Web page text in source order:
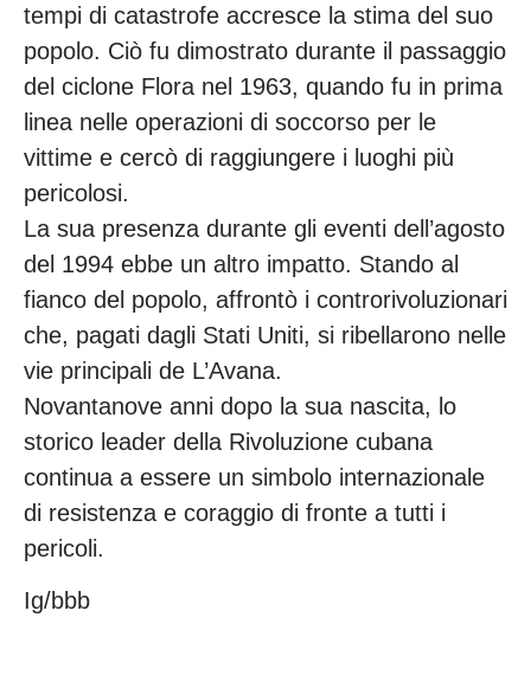
tempi di catastrofe accresce la stima del suo
popolo. Ciò fu dimostrato durante il passaggio
del ciclone Flora nel 1963, quando fu in prima
linea nelle operazioni di soccorso per le
vittime e cercò di raggiungere i luoghi più
pericolosi.
La sua presenza durante gli eventi dell’agosto
del 1994 ebbe un altro impatto. Stando al
fianco del popolo, affrontò i controrivoluzionari
che, pagati dagli Stati Uniti, si ribellarono nelle
vie principali de L’Avana.
Novantanove anni dopo la sua nascita, lo
storico leader della Rivoluzione cubana
continua a essere un simbolo internazionale
di resistenza e coraggio di fronte a tutti i
pericoli.
Ig/bbb